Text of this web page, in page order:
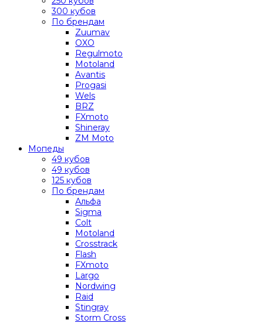
300 кубов
По брендам
Zuumav
OXO
Regulmoto
Motoland
Avantis
Progasi
Wels
BRZ
FXmoto
Shineray
ZM Moto
Мопеды
49 кубов
49 кубов
125 кубов
По брендам
Альфа
Sigma
Colt
Motoland
Crosstrack
Flash
FXmoto
Largo
Nordwing
Raid
Stingray
Storm Cross